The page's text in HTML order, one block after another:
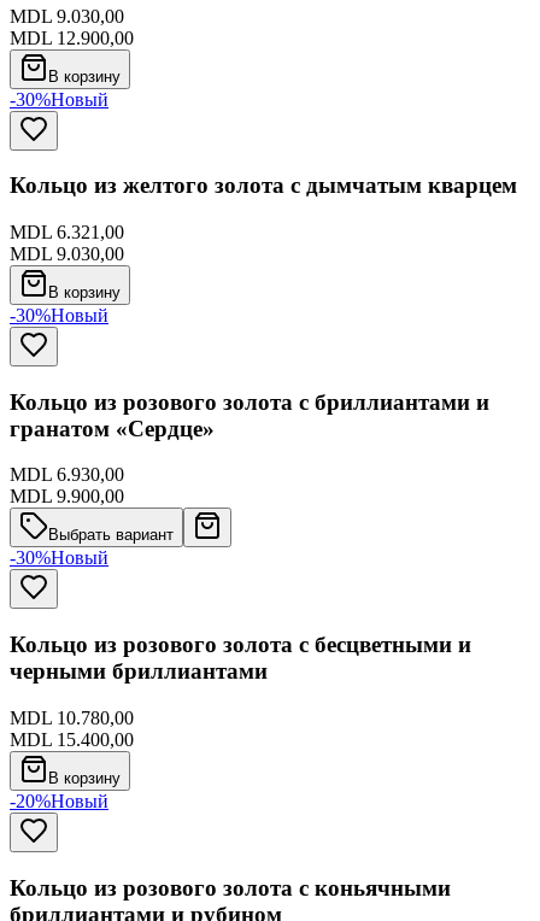
MDL 9.030,00
MDL 12.900,00
В корзину
-30%Новый
Кольцо из желтого золота с дымчатым кварцем
MDL 6.321,00
MDL 9.030,00
В корзину
-30%Новый
Кольцо из розового золота с бриллиантами и
гранатом «Сердце»
MDL 6.930,00
MDL 9.900,00
Выбрать вариант
-30%Новый
Кольцо из розового золота с бесцветными и
черными бриллиантами
MDL 10.780,00
MDL 15.400,00
В корзину
-20%Новый
Кольцо из розового золота с коньячными
бриллиантами и рубином